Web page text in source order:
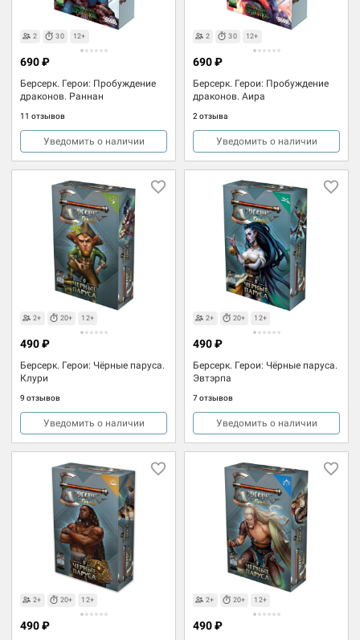
2 30 12+
Берсерк. Герои: Пробуждение
драконов. Раннан
11 отзывов
690 ₽
Уведомить о наличии
2 30 12+
Берсерк. Герои: Пробуждение
драконов. Аира
2 отзыва
690 ₽
Уведомить о наличии
2+ 20+ 12+
Берсерк. Герои: Чёрные паруса.
Клури
9 отзывов
490 ₽
Уведомить о наличии
2+ 20+ 12+
Берсерк. Герои: Чёрные паруса.
Эвтэрпа
7 отзывов
490 ₽
Уведомить о наличии
2+ 20+ 12+
490 ₽
2+ 20+ 12+
490 ₽